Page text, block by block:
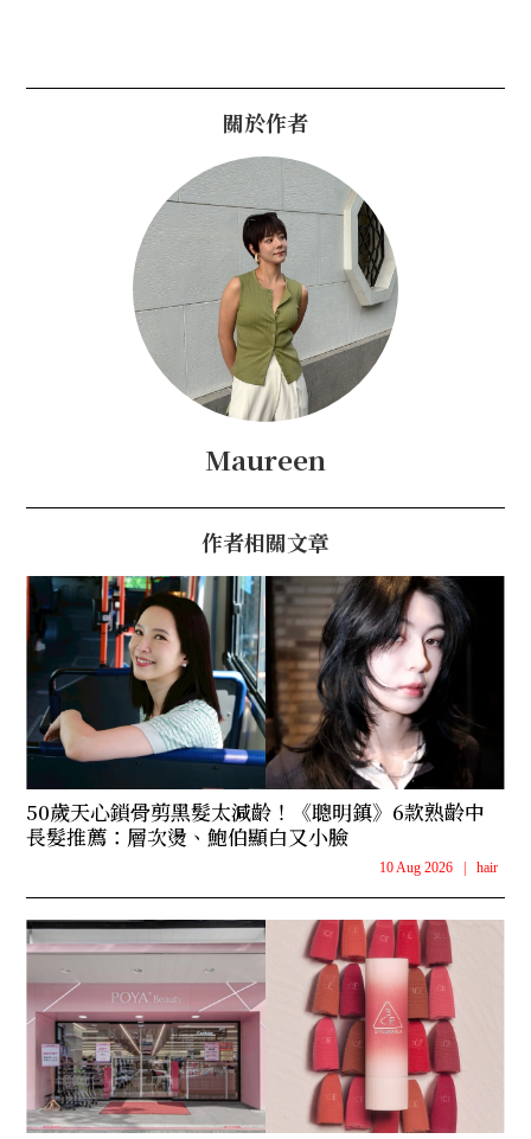
關於作者
Maureen
作者相關文章
50歲天心鎖骨剪黑髮太減齡！《聰明鎮》6款熟齡中
長髮推薦：層次燙、鮑伯顯白又小臉
10 Aug 2026 hair